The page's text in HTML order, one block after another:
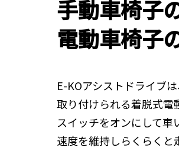
手動車椅子
電動車椅子
E-KOアシストドライブ
取り付けられる着脱式電
スイッチをオンにして
速度を維持しらくらくと